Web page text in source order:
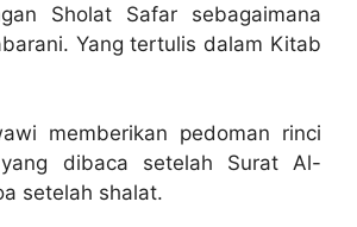
Sholat Safar sebagaimana
Yang tertulis dalam Kitab
memberikan pedoman rinci
dibaca setelah Surat Al-
setelah shalat.